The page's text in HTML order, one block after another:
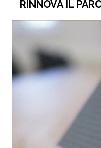
RINNOVA IL